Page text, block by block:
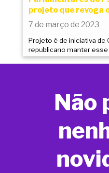
projeto que revoga
7 de março de 2023
Projeto é de iniciativa de
republicano manter
Não